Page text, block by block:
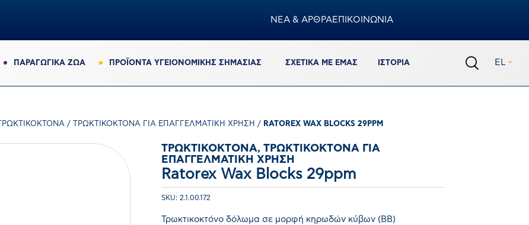
ΝΕΑ & ΑΡΘΡΑΕΠΙΚΟΙΝΩΝΙΑ
ΠΑΡΑΓΩΓΙΚΆ ΖΏΑ ΠΡΟΪΟΝΤΑ ΥΓΕΙΟΝΟΜΙΚΗΣ ΣΗΜΑΣΙΑΣ ΣΧΕΤΙΚΆ ΜΕ ΕΜΆΣ ΙΣΤΟΡΊΑ EL
ΤΡΩΚΤΙΚΟΚΤΌΝΑ / ΤΡΩΚΤΙΚΟΚΤΌΝΑ ΓΙΑ ΕΠΑΓΓΕΛΜΑΤΙΚΉ ΧΡΉΣΗ / RATOREX WAX BLOCKS 29PPM
ΤΡΩΚΤΙΚΟΚΤΌΝΑ, ΤΡΩΚΤΙΚΟΚΤΌΝΑ ΓΙΑ
ΕΠΑΓΓΕΛΜΑΤΙΚΉ ΧΡΉΣΗ
Ratorex Wax Blocks 29ppm
SKU: 2.1.00.172
Τρωκτικοκτόνο δόλωμα σε μορφή κηρωδών κύβων (ΒΒ)
ΟΛΟΚΛΗΡΩΣΗ ΠΑΡΑΓΓΕΛΙΑΣ
ΠΡΟΒΟΛΗ ΚΑΛΑΘΙΟΥ
μεταφορικά